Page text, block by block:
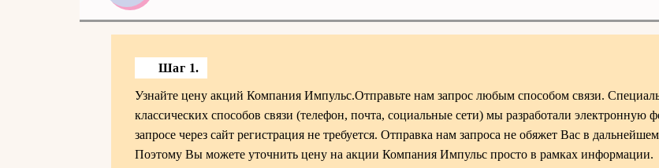
Шаг 1.
Узнайте цену акций Компания Импульс.Отправьте нам запрос любым способом связи.
классических способов связи (телефон, почта, социальные сети) мы разработали электронную
запросе через сайт регистрация не требуется. Отправка нам запроса не обяжет Вас в
Поэтому Вы можете уточнить цену на акции Компания Импульс просто в рамках информации.